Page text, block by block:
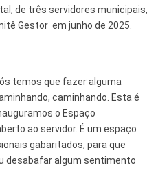
de três servidores municipais,
Gestor em junho de 2025.
temos que fazer alguma
caminhando. Esta é
o Espaço
ao servidor. É um espaço
gabaritados, para que
desabafar algum sentimento